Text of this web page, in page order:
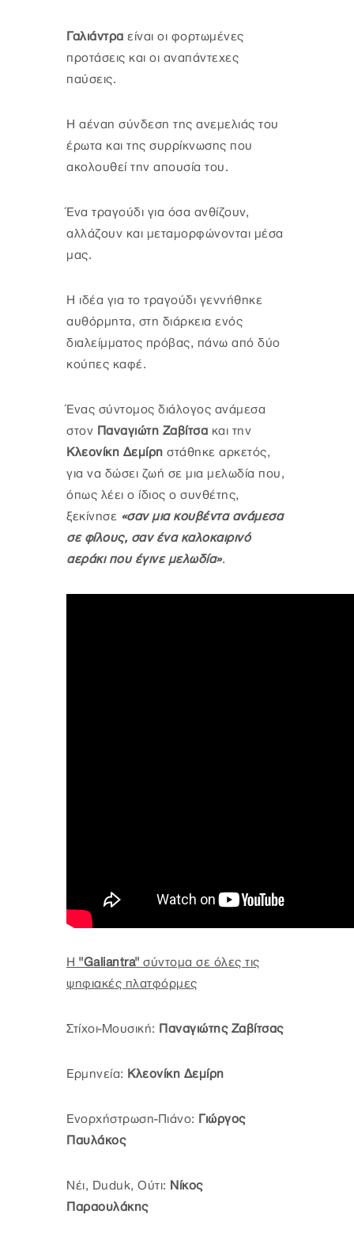
Γαλιάντρα είναι οι φορτωμένες
προτάσεις και οι αναπάντεχες
παύσεις.
Η αέναη σύνδεση της ανεμελιάς του
έρωτα και της συρρίκνωσης που
ακολουθεί την απουσία του.
Ένα τραγούδι για όσα ανθίζουν,
αλλάζουν και μεταμορφώνονται μέσα
μας.
Η ιδέα για το τραγούδι γεννήθηκε
αυθόρμητα, στη διάρκεια ενός
διαλείμματος πρόβας, πάνω από δύο
κούπες καφέ.
Ένας σύντομος διάλογος ανάμεσα
στον Παναγιώτη Ζαβίτσα και την
Κλεονίκη Δεμίρη στάθηκε αρκετός,
για να δώσει ζωή σε μια μελωδία που,
όπως λέει ο ίδιος ο συνθέτης,
ξεκίνησε «σαν μια κουβέντα ανάμεσα
σε φίλους, σαν ένα καλοκαιρινό
αεράκι που έγινε μελωδία».
Η "Galiantra" σύντομα σε όλες τις
ψηφιακές πλατφόρμες
Στίχοι-Μουσική: Παναγιώτης Ζαβίτσας
Ερμηνεία: Κλεονίκη Δεμίρη
Ενορχήστρωση-Πιάνο: Γιώργος
Παυλάκος
Νέι, Duduk, Ούτι: Νίκος
Παραουλάκης